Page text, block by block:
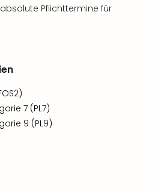
Pflichttermine für
7 (PL7)
9 (PL9)